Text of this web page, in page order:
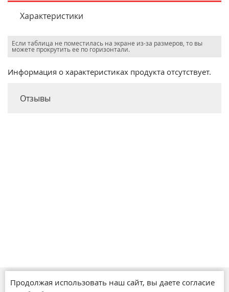
Характеристики
Если таблица не поместилась на экране из-за размеров, то вы
можете прокрутить ее по горизонтали.
Информация о характеристиках продукта отсутствует.
Отзывы
Магазины
Продолжая использовать наш сайт, вы даете согласие